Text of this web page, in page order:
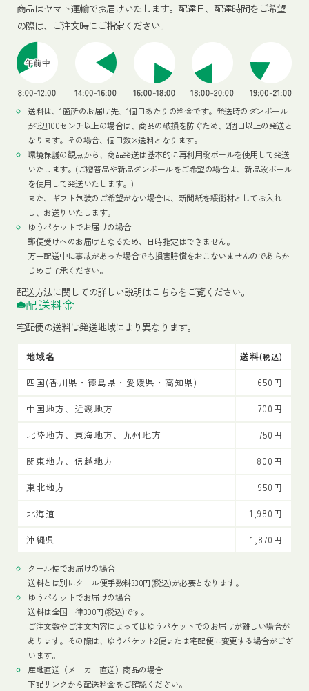
商品はヤマト運輸でお届けいたします。 配達日、配達時間をご希望
の際は、ご注文時にご指定ください。
送料は、1箇所のお届け先、1個口あたりの料金です。発送時のダンボール
が3辺100センチ以上の場合は、商品の破損を防ぐため、2個口以上の発送と
なります。その場合、個口数×送料となります。
環境保護の観点から、商品発送は基本的に再利用段ボールを使用して発送
いたします。(ご贈答品や新品ダンボールをご希望の場合は、新品段ボール
を使用して発送いたします。)
また、ギフト包装のご希望がない場合は、新聞紙を緩衝材としてお入れ
し、お送りいたします。
ゆうパケットでお届けの場合
郵便受けへのお届けとなるため、日時指定はできません。
万一配送中に事故があった場合でも損害賠償をおこないませんのであらか
じめご了承ください。
配送方法に関しての詳しい説明はこちらをご覧ください。
配送料金
宅配便の送料は発送地域により異なります。
地域名 送料(税込)
四国(香川県・徳島県・愛媛県・高知県)
650円
中国地方、近畿地方
700円
北陸地方、東海地方、九州地方
750円
関東地方、信越地方
800円
東北地方
950円
北海道
1,980円
沖縄県
1,870円
クール便でお届けの場合
送料とは別にクール便手数料330円(税込)が必要となります。
ゆうパケットでお届けの場合
送料は全国一律300円(税込)です。
ご注文数やご注文内容によってはゆうパケットでのお届けが難しい場合が
あります。その際は、ゆうパケット2便または宅配便に変更する場合がござ
います。
産地直送（メーカー直送）商品の場合
下記リンクから配送料金をご確認ください。